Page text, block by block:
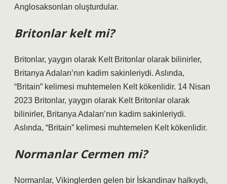
Anglosaksonları oluşturdular.
Britonlar kelt mi?
Britonlar, yaygın olarak Kelt Britonlar olarak bilinirler,
Britanya Adaları’nın kadim sakinleriydi. Aslında,
“Britain” kelimesi muhtemelen Kelt kökenlidir. 14 Nisan
2023 Britonlar, yaygın olarak Kelt Britonlar olarak
bilinirler, Britanya Adaları’nın kadim sakinleriydi.
Aslında, “Britain” kelimesi muhtemelen Kelt kökenlidir.
Normanlar Cermen mi?
Normanlar, Vikinglerden gelen bir İskandinav halkıydı,